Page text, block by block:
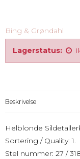
Bing & Grøndahl
Lagerstatus:
Beskrivelse
Helblonde
Sortering / Quality: 1.
Stel nummer: 27 /